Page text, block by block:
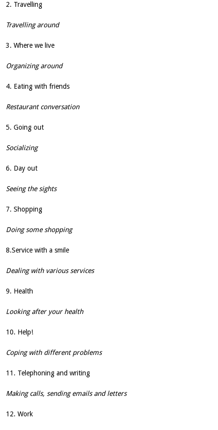
2. Travelling
Travelling around
3. Where we live
Organizing around
4. Eating with friends
Restaurant conversation
5. Going out
Socializing
6. Day out
Seeing the sights
7. Shopping
Doing some shopping
8.Service with a smile
Dealing with various services
9. Health
Looking after your health
10. Help!
Coping with different problems
11. Telephoning and writing
Making calls, sending emails and letters
12. Work